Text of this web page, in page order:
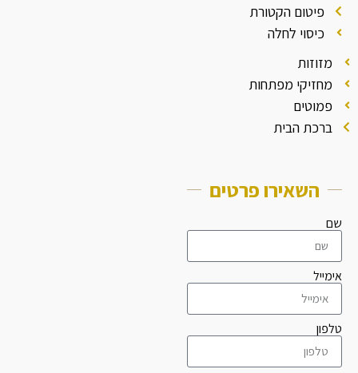
פיטום הקטורת
כיסוי לחלה
מזוזות
מחזיקי מפתחות
פמוטים
ברכת הבית
השאירו פרטים
שם
אימייל
טלפון